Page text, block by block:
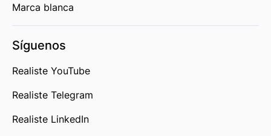
Marca blanca
Síguenos
Realiste YouTube
Realiste Telegram
Realiste LinkedIn